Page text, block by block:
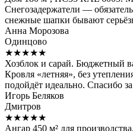
Снегозадержатели —
снежные шапки бывают
Анна Морозова
Одинцово
★★★★★
Хозблок и сарай. Бюджетный
Кровля «летняя», без
подойдёт идеально. Спасибо
Игорь Беляков
Дмитров
★★★★★
Ангар 450 м² для